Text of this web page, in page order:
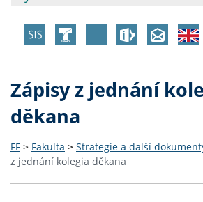
Zápisy z jednání
děkana
FF > Fakulta > Strategie a další
z jednání kolegia děkana